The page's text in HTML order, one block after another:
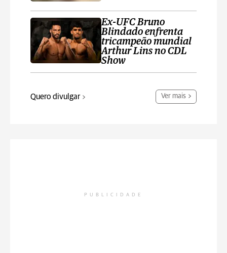
Ex-UFC Bruno
Blindado enfrenta
tricampeão mundial
Arthur Lins no CDL
Show
Quero divulgar Ver mais
PUBLICIDADE